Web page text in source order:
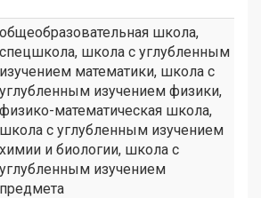
общеобразовательная школа,
спецшкола, школа с углубленным
изучением математики, школа с
углубленным изучением физики,
физико-математическая школа,
школа с углубленным изучением
химии и биологии, школа с
углубленным изучением
предмета